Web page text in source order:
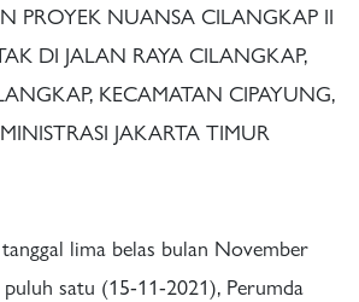
PROYEK NUANSA CILANGKAP II
DI JALAN RAYA CILANGKAP,
KECAMATAN CIPAYUNG,
JAKARTA TIMUR
lima belas bulan November
satu (15-11-2021), Perumda